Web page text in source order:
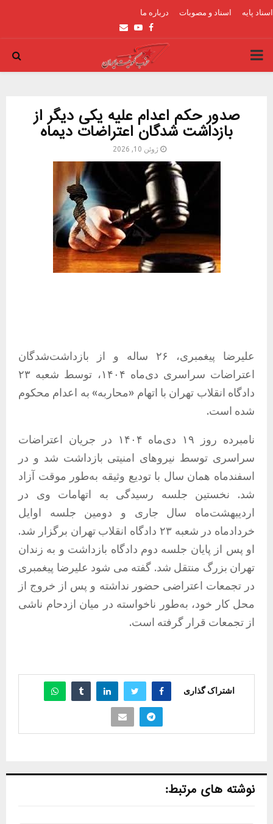
اسناد پایه اسناد و مصوبات درباره ما
Facebook
Youtube
Email
PRIMARY
صدور حکم اعدام علیه یکی دیگر از
بازداشت شدگان اعتراضات دیماه
ژوئن 10, 2026
علیرضا پیغمبری، ۲۶ ساله و از بازداشت‌شدگان
اعتراضات سراسری دی‌ماه ۱۴۰۴، توسط شعبه ۲۳
دادگاه انقلاب تهران با اتهام «محاربه» به اعدام محکوم
شده است.
نامبرده روز ۱۹ دی‌ماه ۱۴۰۴ در جریان اعتراضات
سراسری توسط نیروهای امنیتی بازداشت شد و در
اسفندماه همان سال با تودیع وثیقه به‌طور موقت آزاد
شد. نخستین جلسه رسیدگی به اتهامات وی در
اردیبهشت‌ماه سال جاری و دومین جلسه اوایل
خردادماه در شعبه ۲۳ دادگاه انقلاب تهران برگزار شد.
او پس از پایان جلسه دوم دادگاه بازداشت و به زندان
تهران بزرگ منتقل شد. گفته می شود علیرضا پیغمبری
در تجمعات اعتراضی حضور نداشته و پس از خروج از
محل کار خود، به‌طور ناخواسته در میان ازدحام ناشی
از تجمعات قرار گرفته است.
اشتراک گذاری
نوشته های مرتبط: